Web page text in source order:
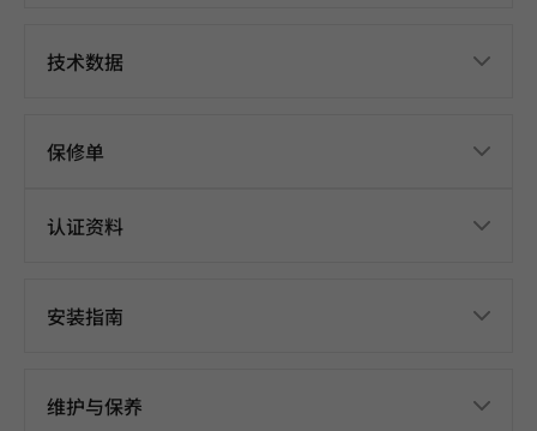
技术数据
保修单
认证资料
安装指南
维护与保养